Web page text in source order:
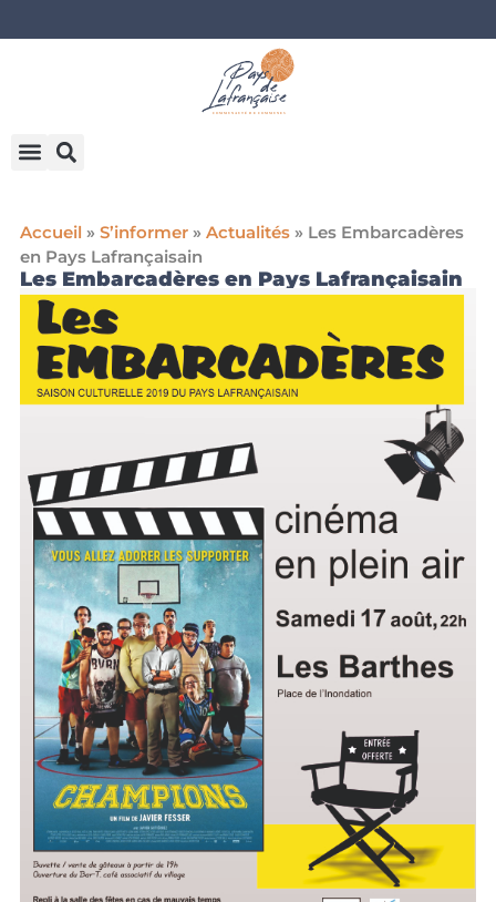
Accueil » S’informer» Actualités» Les Embarcadères
en Pays Lafrançaisain
Les Embarcadères en Pays Lafrançaisain